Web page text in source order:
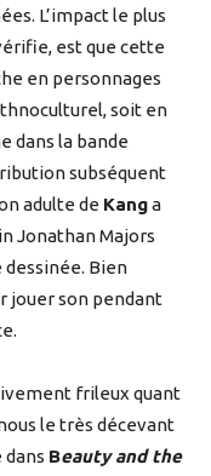
L’impact le plus
est que cette
en personnages
soit en
dans la bande
subséquent
adulte de Kanga
Jonathan Majors
dessinée. Bien
jouer son pendant
frileux quant
le très décevant
dans Beauty and the